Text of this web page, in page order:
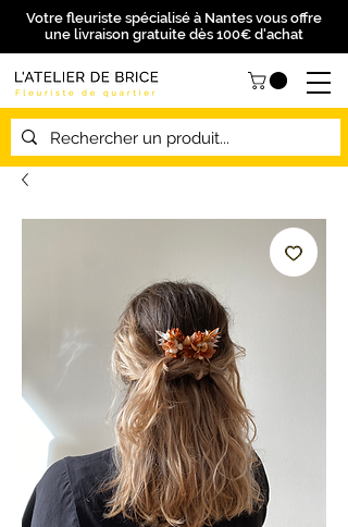
Votre fleuriste spécialisé à Nantes vous offre
une livraison gratuite dès 100€ d'achat